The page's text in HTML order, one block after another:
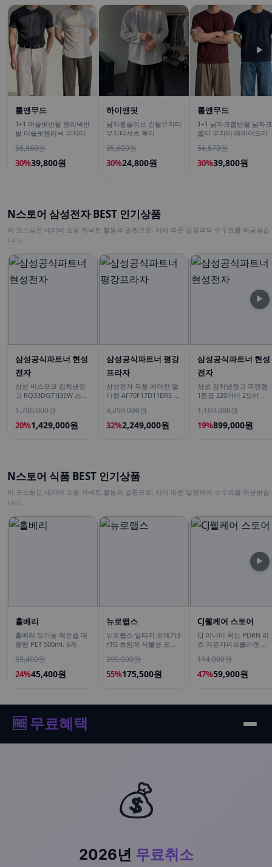
톨앤무드
1+1 머슬핏반팔 헨리넥반
팔 머슬핏헨리넥 무지티
56,860원
30%39,800원
하이앤핏
남자롱슬리브 긴팔무지티
무지티셔츠 쭉티
35,600원
30%24,800원
톨앤무드
1+1 남자크롭반팔 남자크
롭티 무지티 레이어드티
56,870원
30%39,800원
▶
N스토어 삼성전자 BEST 인기상품
이 포스팅은 네이버 쇼핑 커넥트 활동의 일환으로, 이에 따른 일정액의 수수료를 제공받습
니다.
삼성공식파트너 현성
전자
삼성 비스포크 김치냉장
고 RQ33DG71J3EW 스탠
러스
1,790,000원
20%1,429,000원
삼성공식파트너 평강
프라자
삼성전자 무풍 에어컨 멀
티형 AF70F17D11BRS 일
무료
3,299,000원
32%2,249,000원
삼성공식파트너 현성
전자
삼성 김치냉장고 뚜껑형
1등급 220리터 2도어 소
1,109,000원
19%899,000원
▶
N스토어 식품 BEST 인기상품
이 포스팅은 네이버 쇼핑 커넥트 활동의 일환으로, 이에 따른 일정액의 수수료를 제공받습
니다.
홀베리
홀베리 유기농 레몬즙 대
용량 PET 500ml, 6개
59,400원
24%45,400원
뉴로랩스
뉴로랩스 알티지 오메가3
rTG 초임계 식물성 오메
캡슐, 6개
390,000원
55%175,500원
CJ웰케어 스토어
CJ 이너비 먹는 PDRN 리
즈 저분자피쉬콜라겐 히
14포, 3개
114,000원
47%59,900원
▶
🆓 무료혜택
💰
2026년 무료취소